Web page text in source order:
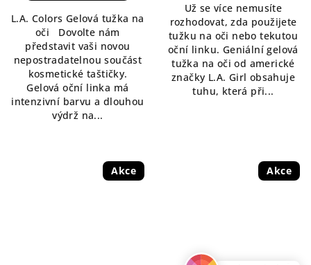
z
5
hvězdiček.
L.A. Colors Gelová tužka na
oči Dovolte nám
představit vaši novou
nepostradatelnou součást
kosmetické taštičky.
Gelová oční linka má
intenzivní barvu a dlouhou
výdrž na...
z
5
hvězdiček.
Už se více nemusíte
rozhodovat, zda použijete
tužku na oči nebo tekutou
oční linku. Geniální gelová
tužka na oči od americké
značky L.A. Girl obsahuje
tuhu, která při...
Akce Akce